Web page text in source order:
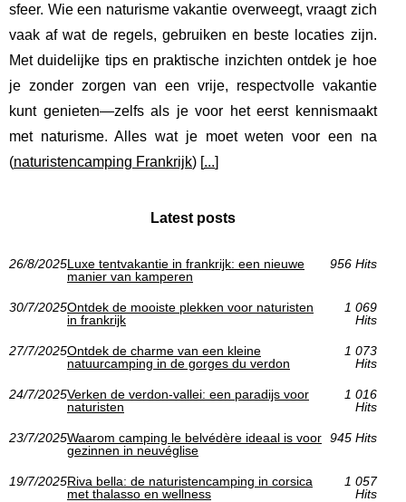
sfeer. Wie een naturisme vakantie overweegt, vraagt zich
vaak af wat de regels, gebruiken en beste locaties zijn.
Met duidelijke tips en praktische inzichten ontdek je hoe
je zonder zorgen van een vrije, respectvolle vakantie
kunt genieten—zelfs als je voor het eerst kennismaakt
met naturisme. Alles wat je moet weten voor een na
(naturistencamping Frankrijk) [...]
Latest posts
26/8/2025Luxe tentvakantie in frankrijk: een nieuwe
manier van kamperen
956 Hits
30/7/2025Ontdek de mooiste plekken voor naturisten
in frankrijk
1 069
Hits
27/7/2025Ontdek de charme van een kleine
natuurcamping in de gorges du verdon
1 073
Hits
24/7/2025Verken de verdon-vallei: een paradijs voor
naturisten
1 016
Hits
23/7/2025Waarom camping le belvédère ideaal is voor
gezinnen in neuvéglise
945 Hits
19/7/2025Riva bella: de naturistencamping in corsica
met thalasso en wellness
1 057
Hits